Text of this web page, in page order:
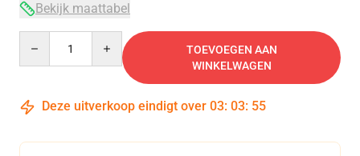
Bekijk maattabel
TOEVOEGEN AAN
WINKELWAGEN
Deze uitverkoop eindigt over 03: 03: 54